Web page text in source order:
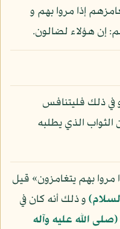
إذا مروا بهم و
إن هؤلاء لضالون.
في ذلك فليتنافس
الذي يطلبه
مروا بهم يتغامزون» قيل
و ذلك أنه كان في
(صلى الله عليه وآله